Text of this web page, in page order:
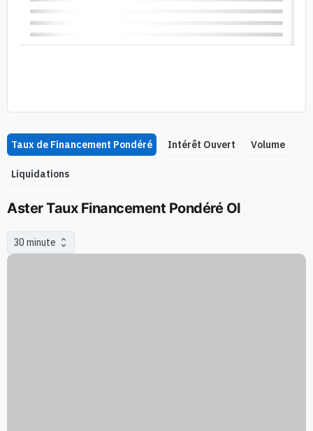
Taux de Financement Pondéré Intérêt Ouvert Volume
Liquidations
Aster Taux Financement Pondéré OI
30 minute